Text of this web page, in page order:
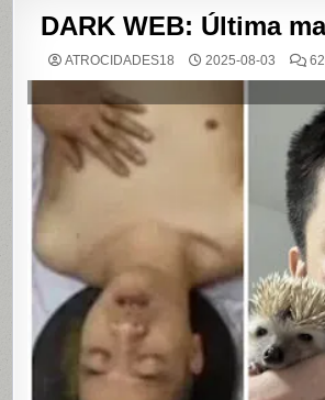
DARK WEB: Última
ATROCIDADES18 2025-08-03